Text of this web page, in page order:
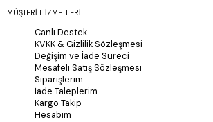
MÜŞTERİ HİZMETLERİ
Canlı Destek
KVKK & Gizlilik Sözleşmesi
Değişim ve İade Süreci
Mesafeli Satiş Sözleşmesi
Siparişlerim
İade Taleplerim
Kargo Takip
Hesabım